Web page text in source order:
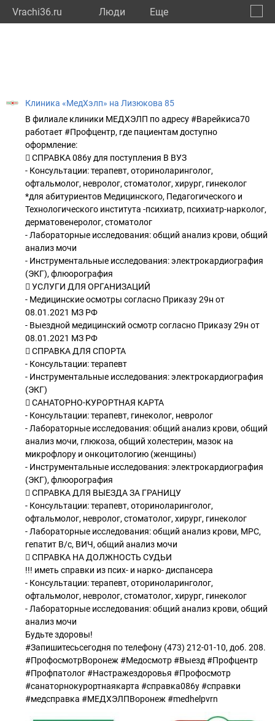
Vrachi36.ru Люди Eще
Клиника «МедХэлп» на Лизюкова 85
В филиале клиники МЕДХЭЛП по адресу #Варейкиса70
работает #Профцентр, где пациентам доступно
оформление:
 СПРАВКА 086у для поступления В ВУЗ
- Консультации: терапевт, оториноларинголог,
офтальмолог, невролог, стоматолог, хирург, гинеколог
*для абитуриентов Медицинского, Педагогического и
Технологического института -психиатр, психиатр-нарколог,
дерматовенеролог, стоматолог
- Лабораторные исследования: общий анализ крови, общий
анализ мочи
- Инструментальные исследования: электрокардиография
(ЭКГ), флюорография
 УСЛУГИ ДЛЯ ОРГАНИЗАЦИЙ
- Медицинские осмотры согласно Приказу 29н от
08.01.2021 МЗ РФ
- Выездной медицинский осмотр согласно Приказу 29н от
08.01.2021 МЗ РФ
 СПРАВКА ДЛЯ СПОРТА
- Консультации: терапевт
- Инструментальные исследования: электрокардиография
(ЭКГ)
 САНАТОРНО-КУРОРТНАЯ КАРТА
- Консультации: терапевт, гинеколог, невролог
- Лабораторные исследования: общий анализ крови, общий
анализ мочи, глюкоза, общий холестерин, мазок на
микрофлору и онкоцитологию (женщины)
- Инструментальные исследования: электрокардиография
(ЭКГ), флюорография
 СПРАВКА ДЛЯ ВЫЕЗДА ЗА ГРАНИЦУ
- Консультации: терапевт, оториноларинголог,
офтальмолог, невролог, стоматолог, хирург, гинеколог
- Лабораторные исследования: общий анализ крови, МРС,
гепатит В/с, ВИЧ, общий анализ мочи
 СПРАВКА НА ДОЛЖНОСТЬ СУДЬИ
!!! иметь справки из псих- и нарко- диспансера
- Консультации: терапевт, оториноларинголог,
офтальмолог, невролог, стоматолог, хирург, гинеколог
- Лабораторные исследования: общий анализ крови, общий
анализ мочи
Будьте здоровы!
#Запишитесьсегодня по телефону (473) 212-01-10, доб. 208.
#ПрофосмотрВоронеж #Медосмотр #Выезд #Профцентр
#Профпатолог #Настражездоровья #Профосмотр
#санаторнокурортнаякарта #справка086у #справки
#медсправка #МЕДХЭЛПВоронеж #medhelpvrn